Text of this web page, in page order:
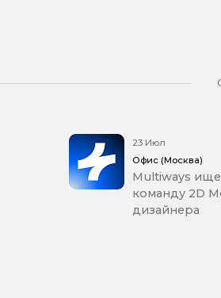
23 Июл
Офис (Москва)
Multiways
команду 2D
дизайнера